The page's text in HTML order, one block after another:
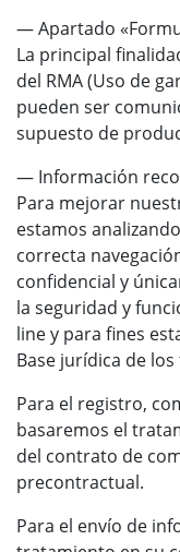
— Apartado
La principal
del RMA (Uso de
pueden ser
supuesto de
— Información
Para mejorar
estamos
correcta
confidencial y
la seguridad y
line y para fines
Base jurídica de
Para el registro,
basaremos el
del contrato de
precontractual.
Para el envío de